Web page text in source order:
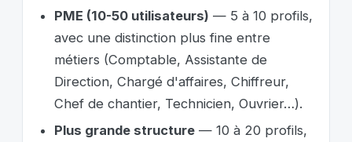
PME (10-50 utilisateurs) — 5 à 10 profils,
avec une distinction plus fine entre
métiers (Comptable, Assistante de
Direction, Chargé d'affaires, Chiffreur,
Chef de chantier, Technicien, Ouvrier…).
Plus grande structure — 10 à 20 profils,